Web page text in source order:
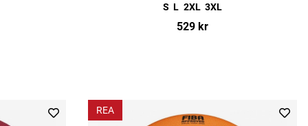
S L 2XL 3XL
529 kr
REA